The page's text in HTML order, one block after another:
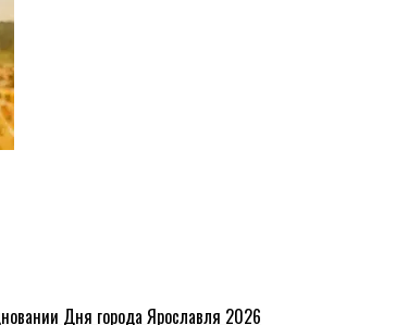
Дня города Ярославля 2026